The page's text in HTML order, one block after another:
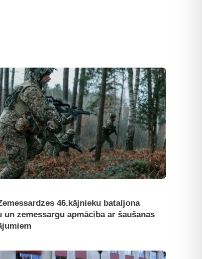
46.kājnieku bataljona
un zemessargu apmācība ar šaušanas